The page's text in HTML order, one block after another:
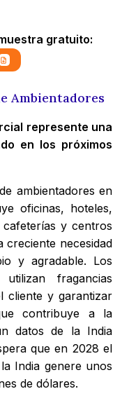
gratuito:
Ambientadores
represente una
en los próximos
ambientadores en
oficinas, hoteles,
y centros
necesidad
y agradable. Los
utilizan fragancias
cliente y garantizar
contribuye a la
datos de la India
que en 2028 el
India genere unos
de dólares.